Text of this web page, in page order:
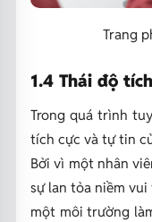
Trang
1.4 Thái độ
Trong quá trình
tích cực và tự tin
Bởi vì một nhân
sự lan tỏa niềm
một môi trường